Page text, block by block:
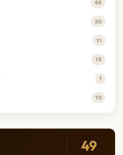
46
30
11
19
1
10
49